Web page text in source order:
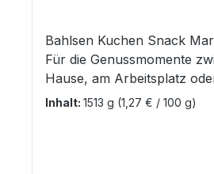
Bahlsen Kuchen Snack
Für die Genussmomente
Hause, am Arbeitsplatz
unterwegs. Kleine Kuchen
Inhalt: 1513 g (1,27 € / 100 g)